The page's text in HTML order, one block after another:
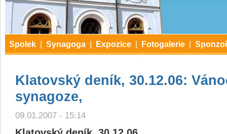
Spolek Synagoga Expozice Fotogalerie
Klatovský deník, 30.12.06:
synagoze,
09.01.2007 - 15:14